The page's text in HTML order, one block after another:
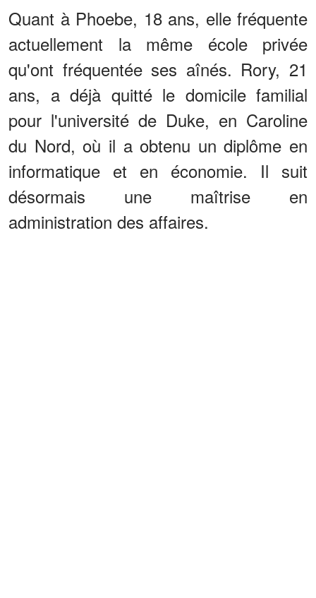
Quant à Phoebe, 18 ans, elle fréquente
actuellement la même école privée
qu'ont fréquentée ses aînés. Rory, 21
ans, a déjà quitté le domicile familial
pour l'université de Duke, en Caroline
du Nord, où il a obtenu un diplôme en
informatique et en économie. Il suit
désormais une maîtrise en
administration des affaires.